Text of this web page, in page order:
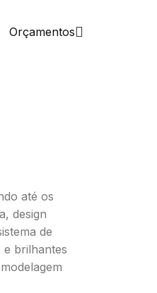
Orçamentos
até os
design
de
e brilhantes